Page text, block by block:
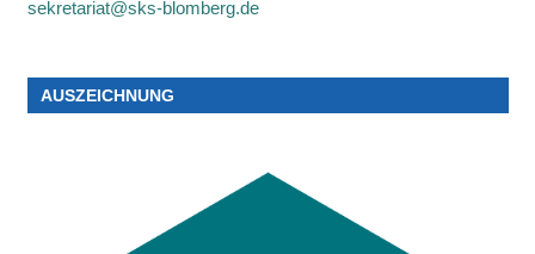
sekretariat@sks-blomberg.de
AUSZEICHNUNG